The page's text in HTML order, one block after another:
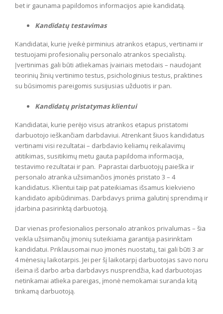
bet ir gaunama papildomos informacijos apie kandidatą.
Kandidatų testavimas
Kandidatai, kurie įveikė pirminius atrankos etapus, vertinami ir
testuojami profesionalių personalo atrankos specialistų.
Įvertinimas gali būti atliekamas įvairiais metodais – naudojant
teorinių žinių vertinimo testus, psichologinius testus, praktines
su būsimomis pareigomis susijusias užduotis ir pan.
Kandidatų pristatymas klientui
Kandidatai, kurie perėjo visus atrankos etapus pristatomi
darbuotojo ieškančiam darbdaviui. Atrenkant šiuos kandidatus
vertinami visi rezultatai – darbdavio keliamų reikalavimų
atitikimas, susitikimų metu gauta papildoma informacija,
testavimo rezultatai ir pan. Paprastai darbuotojų paieška ir
personalo atranka užsiimančios įmonės pristato 3 – 4
kandidatus. Klientui taip pat pateikiamas išsamus kiekvieno
kandidato apibūdinimas. Darbdavys priima galutinį sprendimą ir
įdarbina pasirinktą darbuotoją.
Dar vienas profesionalios personalo atrankos privalumas – šia
veikla užsiimančių įmonių suteikiama garantija pasirinktam
kandidatui. Priklausomai nuo įmonės nuostatų, tai gali būti 3 ar
4 mėnesių laikotarpis. Jei per šį laikotarpį darbuotojas savo noru
išeina iš darbo arba darbdavys nusprendžia, kad darbuotojas
netinkamai atlieka pareigas, įmonė nemokamai suranda kitą
tinkamą darbuotoją.